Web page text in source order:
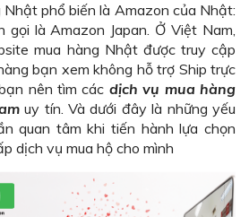
phổ biến là Amazon của Nhật:
gọi là Amazon Japan. Ở Việt Nam,
mua hàng Nhật được truy cập
bạn xem không hỗ trợ Ship trực
nên tìm các dịch vụ mua hàng
uy tín. Và dưới đây là những yếu
quan tâm khi tiến hành lựa chọn
dịch vụ mua hộ cho mình